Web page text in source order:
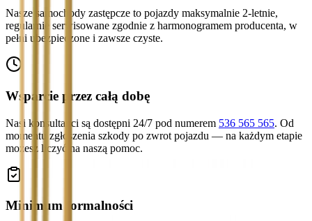
Nasze samochody zastępcze to pojazdy maksymalnie 2-letnie,
regularnie serwisowane zgodnie z harmonogramem producenta, w
pełni ubezpieczone i zawsze czyste.
Wsparcie przez całą dobę
Nasi konsultanci są dostępni 24/7 pod numerem 536 565 565. Od
momentu zgłoszenia szkody po zwrot pojazdu — na każdym etapie
możesz liczyć na naszą pomoc.
Minimum formalności